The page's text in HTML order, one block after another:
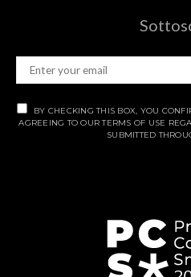
BY CHECKING THIS BOX, YOU
AGREEING TO OUR TERMS OF USE
SUBMITTED